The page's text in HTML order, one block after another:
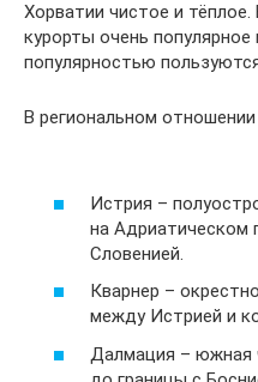
Хорватии чистое и тёплое.
курорты очень
популярностью
В региональном
Истрия –
на Адриатическом
Словенией.
Кварнер –
между Истрией и
Далмация – южная